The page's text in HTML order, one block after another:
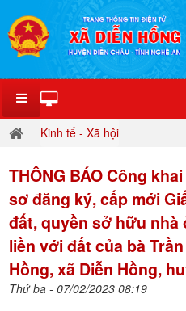
Kinh tế - Xã hội
THÔNG BÁO Công
sơ đăng ký, cấp mới
đất, quyền sở hữu nhà
liền với đất của bà
Hồng, xã Diễn Hồng,
Thứ ba - 07/02/2023 08:19